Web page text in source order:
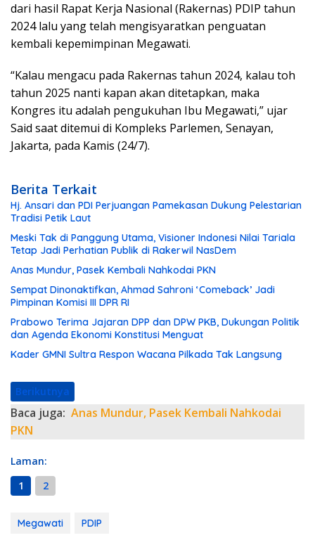
dari hasil Rapat Kerja Nasional (Rakernas) PDIP tahun
2024 lalu yang telah mengisyaratkan penguatan
kembali kepemimpinan Megawati.
“Kalau mengacu pada Rakernas tahun 2024, kalau toh
tahun 2025 nanti kapan akan ditetapkan, maka
Kongres itu adalah pengukuhan Ibu Megawati,” ujar
Said saat ditemui di Kompleks Parlemen, Senayan,
Jakarta, pada Kamis (24/7).
Berita Terkait
Hj. Ansari dan PDI Perjuangan Pamekasan Dukung Pelestarian
Tradisi Petik Laut
Meski Tak di Panggung Utama, Visioner Indonesi Nilai Tariala
Tetap Jadi Perhatian Publik di Rakerwil NasDem
Anas Mundur, Pasek Kembali Nahkodai PKN
Sempat Dinonaktifkan, Ahmad Sahroni ‘Comeback’ Jadi
Pimpinan Komisi III DPR RI
Prabowo Terima Jajaran DPP dan DPW PKB, Dukungan Politik
dan Agenda Ekonomi Konstitusi Menguat
Kader GMNI Sultra Respon Wacana Pilkada Tak Langsung
Berikutnya
Baca juga: Anas Mundur, Pasek Kembali Nahkodai
PKN
Laman:
1
2
Megawati PDIP